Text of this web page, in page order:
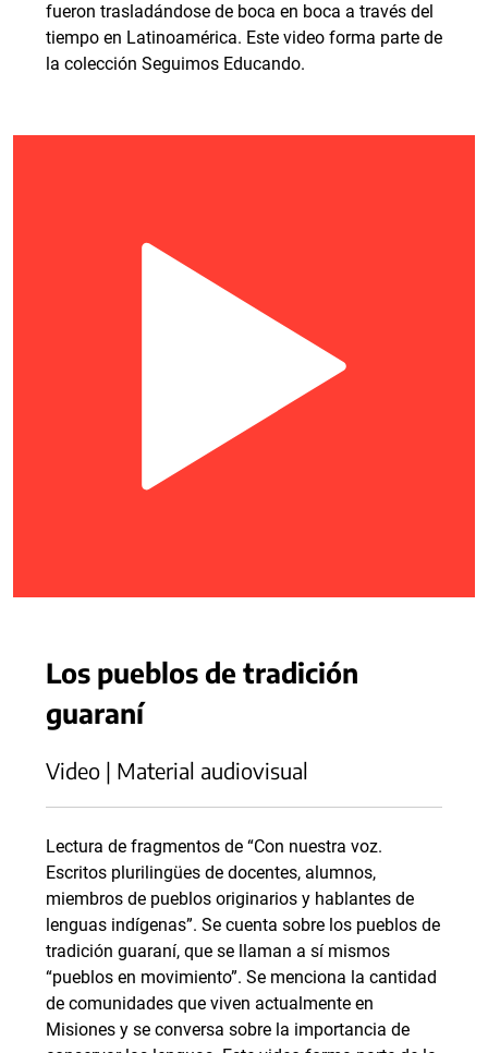
fueron trasladándose de boca en boca a través del
tiempo en Latinoamérica. Este video forma parte de
la colección Seguimos Educando.
Los pueblos de tradición
guaraní
Video | Material audiovisual
Lectura de fragmentos de “Con nuestra voz.
Escritos plurilingües de docentes, alumnos,
miembros de pueblos originarios y hablantes de
lenguas indígenas”. Se cuenta sobre los pueblos de
tradición guaraní, que se llaman a sí mismos
“pueblos en movimiento”. Se menciona la cantidad
de comunidades que viven actualmente en
Misiones y se conversa sobre la importancia de